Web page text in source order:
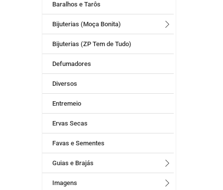
Baralhos e Tarôs
Bijuterias (Moça Bonita)
Bijuterias (ZP Tem de Tudo)
Defumadores
Diversos
Entremeio
Ervas Secas
Favas e Sementes
Guias e Brajás
Imagens